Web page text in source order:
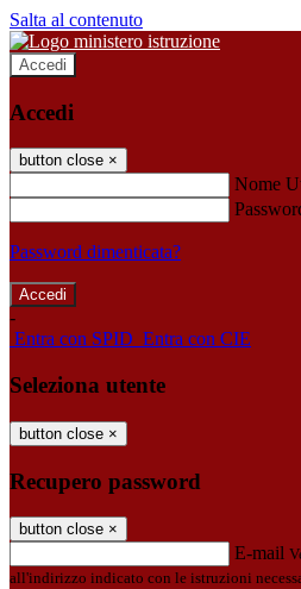
Salta al contenuto
Accedi
Accedi
button close ×
Nome
Password dimenticata?
-
Entra con SPID Entra con CIE
Seleziona utente
button close ×
Recupero password
button close ×
E-mail
all'indirizzo indicato con le istruzioni